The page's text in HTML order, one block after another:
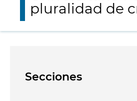
pluralidad de
Secciones